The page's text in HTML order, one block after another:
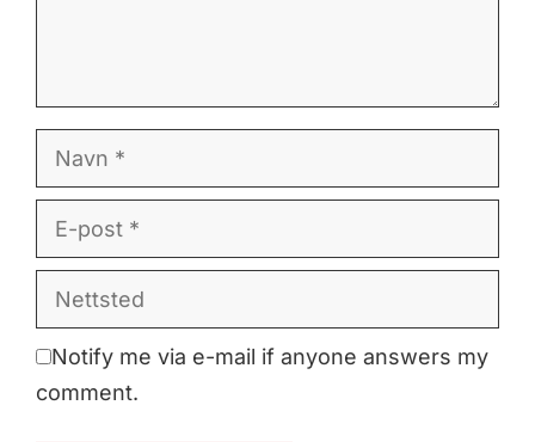
post
Notify me via e-mail if anyone answers my
comment.